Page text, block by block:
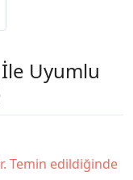
İle Uyumlu
Temin edildiğinde